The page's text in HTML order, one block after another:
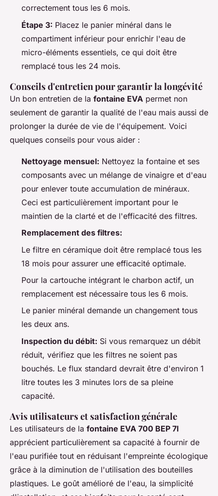
correctement tous les 6 mois.
Étape 3: Placez le panier minéral dans le
compartiment inférieur pour enrichir l'eau de
micro-éléments essentiels, ce qui doit être
remplacé tous les 24 mois.
Conseils d'entretien pour garantir la longévité
Un bon entretien de la fontaine EVA permet non
seulement de garantir la qualité de l'eau mais aussi de
prolonger la durée de vie de l'équipement. Voici
quelques conseils pour vous aider :
Nettoyage mensuel: Nettoyez la fontaine et ses
composants avec un mélange de vinaigre et d'eau
pour enlever toute accumulation de minéraux.
Ceci est particulièrement important pour le
maintien de la clarté et de l'efficacité des filtres.
Remplacement des filtres:
Le filtre en céramique doit être remplacé tous les
18 mois pour assurer une efficacité optimale.
Pour la cartouche intégrant le charbon actif, un
remplacement est nécessaire tous les 6 mois.
Le panier minéral demande un changement tous
les deux ans.
Inspection du débit: Si vous remarquez un débit
réduit, vérifiez que les filtres ne soient pas
bouchés. Le flux standard devrait être d'environ 1
litre toutes les 3 minutes lors de sa pleine
capacité.
Avis utilisateurs et satisfaction générale
Les utilisateurs de la fontaine EVA 700 BEP 7l
apprécient particulièrement sa capacité à fournir de
l'eau purifiée tout en réduisant l'empreinte écologique
grâce à la diminution de l'utilisation des bouteilles
plastiques. Le goût amélioré de l'eau, la simplicité